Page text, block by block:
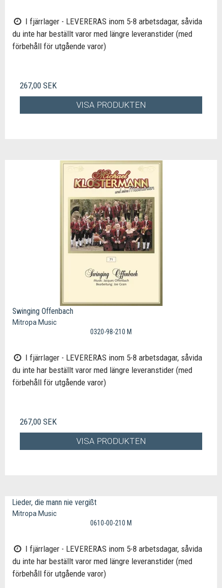
I fjärrlager - LEVERERAS inom 5-8 arbetsdagar, såvida
du inte har beställt varor med längre leveranstider (med
förbehåll för utgående varor)
267,00 SEK
VISA PRODUKTEN
Swinging Offenbach
Mitropa Music
0320-98-210 M
I fjärrlager - LEVERERAS inom 5-8 arbetsdagar, såvida
du inte har beställt varor med längre leveranstider (med
förbehåll för utgående varor)
267,00 SEK
VISA PRODUKTEN
Lieder, die mann nie vergißt
Mitropa Music
0610-00-210 M
I fjärrlager - LEVERERAS inom 5-8 arbetsdagar, såvida
du inte har beställt varor med längre leveranstider (med
förbehåll för utgående varor)